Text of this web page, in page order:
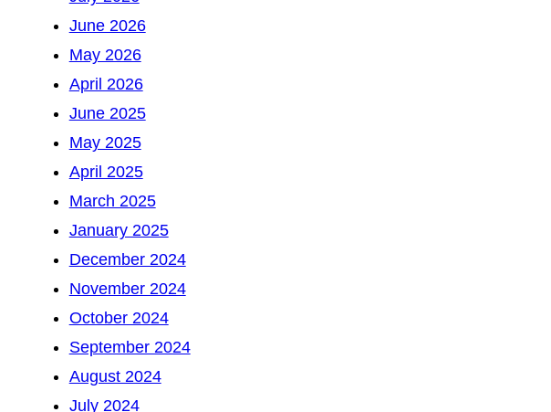
June 2026
May 2026
April 2026
June 2025
May 2025
April 2025
March 2025
January 2025
December 2024
November 2024
October 2024
September 2024
August 2024
July 2024